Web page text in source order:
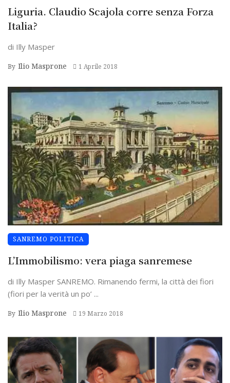
Liguria. Claudio Scajola corre senza Forza
Italia?
di Illy Masper
By Ilio Masprone 1 Aprile 2018
SANREMO POLITICA
L’Immobilismo: vera piaga sanremese
di Illy Masper SANREMO. Rimanendo fermi, la città dei fiori
(fiori per la verità un po’ ...
By Ilio Masprone 19 Marzo 2018